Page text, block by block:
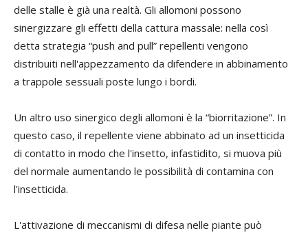
delle stalle è già una realtà. Gli allomoni possono
sinergizzare gli effetti della cattura massale: nella così
detta strategia “push and pull” repellenti vengono
distribuiti nell'appezzamento da difendere in abbinamento
a trappole sessuali poste lungo i bordi.
Un altro uso sinergico degli allomoni è la “biorritazione”. In
questo caso, il repellente viene abbinato ad un insetticida
di contatto in modo che l'insetto, infastidito, si muova più
del normale aumentando le possibilità di contamina con
l'insetticida.
L'attivazione di meccanismi di difesa nelle piante può